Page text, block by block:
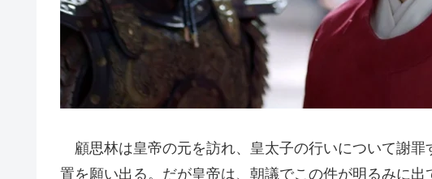
顧思林は皇帝の元を訪れ、皇太子の行いについて謝
置を願い出る。だが皇帝は、朝議でこの件が明るみに